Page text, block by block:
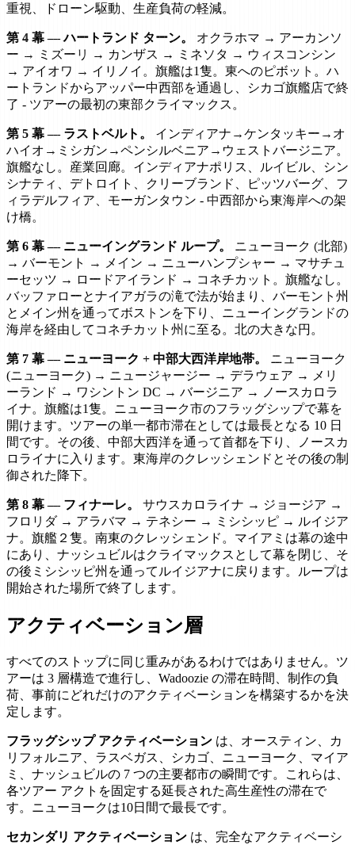
重視、ドローン駆動、生産負荷の軽減。
第 4 幕 — ハートランド ターン。
オクラホマ → アーカンソ
ー → ミズーリ → カンザス → ミネソタ → ウィスコンシン
→ アイオワ → イリノイ。旗艦は1隻。東へのピボット。ハ
ートランドからアッパー中西部を通過し、シカゴ旗艦店で終
了 - ツアーの最初の東部クライマックス。
第 5 幕 — ラストベルト。
インディアナ→ケンタッキー→オ
ハイオ→ミシガン→ペンシルベニア→ウェストバージニア。
旗艦なし。産業回廊。インディアナポリス、ルイビル、シン
シナティ、デトロイト、クリーブランド、ピッツバーグ、フ
ィラデルフィア、モーガンタウン - 中西部から東海岸への架
け橋。
第 6 幕 — ニューイングランド ループ。
ニューヨーク (北部)
→ バーモント → メイン → ニューハンプシャー → マサチュ
ーセッツ → ロードアイランド → コネチカット。旗艦なし。
バッファローとナイアガラの滝で法が始まり、バーモント州
とメイン州を通ってボストンを下り、ニューイングランドの
海岸を経由してコネチカット州に至る。北の大きな円。
第 7 幕 — ニューヨーク + 中部大西洋岸地帯。
ニューヨーク
(ニューヨーク) → ニュージャージー → デラウェア → メリ
ーランド → ワシントン DC → バージニア → ノースカロラ
イナ。旗艦は1隻。ニューヨーク市のフラッグシップで幕を
開けます。ツアーの単一都市滞在としては最長となる 10 日
間です。その後、中部大西洋を通って首都を下り、ノースカ
ロライナに入ります。東海岸のクレッシェンドとその後の制
御された降下。
第 8 幕 — フィナーレ。
サウスカロライナ → ジョージア →
フロリダ → アラバマ → テネシー → ミシシッピ → ルイジア
ナ。旗艦２隻。南東のクレッシェンド。マイアミは幕の途中
にあり、ナッシュビルはクライマックスとして幕を閉じ、そ
の後ミシシッピ州を通ってルイジアナに戻ります。ループは
開始された場所で終了します。
アクティベーション層
すべてのストップに同じ重みがあるわけではありません。ツ
アーは 3 層構造で進行し、Wadoozie の滞在時間、制作の負
荷、事前にどれだけのアクティベーションを構築するかを決
定します。
フラッグシップ アクティベーション は、オースティン、カ
リフォルニア、ラスベガス、シカゴ、ニューヨーク、マイア
ミ、ナッシュビルの 7 つの主要都市の瞬間です。これらは、
各ツアー アクトを固定する延長された高生産性の滞在で
す。ニューヨークは10日間で最長です。
セカンダリ アクティベーション は、完全なアクティベーシ